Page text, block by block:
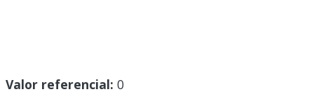
Valor referencial: 0